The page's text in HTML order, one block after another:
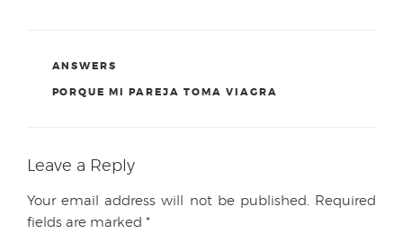
CATEGORIES
ANSWERS
TAGS
PORQUE MI PAREJA TOMA VIAGRA
Leave a Reply
Your email address will not be published. Required
fields are marked *